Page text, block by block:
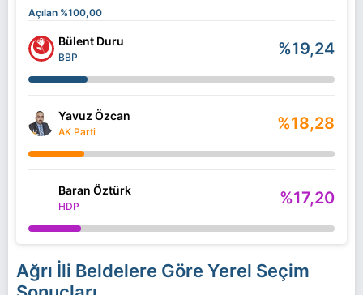
Açılan %100,00
Bülent Duru
BBP %19,24
Yavuz Özcan
AK Parti %18,28
Baran Öztürk
HDP %17,20
Ağrı İli Beldelere Göre Yerel Seçim